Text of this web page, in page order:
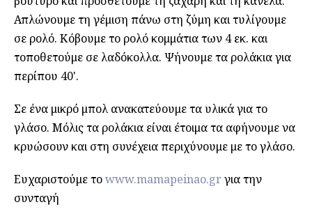
Απλώνουμε τη γέμιση πάνω στη ζύμη και τυλίγουμε
σε ρολό. Κόβουμε το ρολό κομμάτια των 4 εκ. και
τοποθετούμε σε λαδόκολλα. Ψήνουμε τα ρολάκια για
περίπου 40'.
Σε ένα μικρό μπολ ανακατεύουμε τα υλικά για το
γλάσο. Μόλις τα ρολάκια είναι έτοιμα τα αφήνουμε να
κρυώσουν και στη συνέχεια περιχύνουμε με το γλάσο.
Ευχαριστούμε τοwww.mamapeinao.grγια την
συνταγή